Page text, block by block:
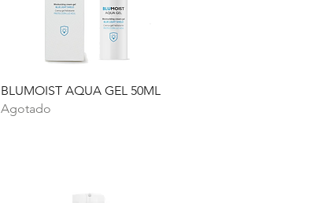
Vista rápida
BLUMOIST AQUA GEL 50ML
Agotado